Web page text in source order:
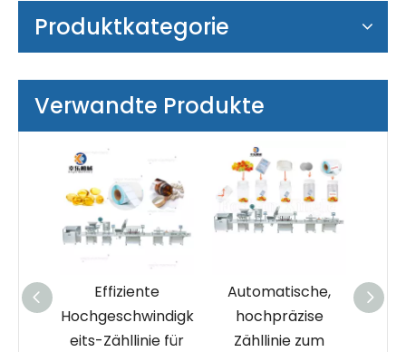
Produktkategorie
Verwandte Produkte
Effiziente
Hochgeschwindigk
eits-Zähllinie für
Automatische,
hochpräzise
Zähllinie zum